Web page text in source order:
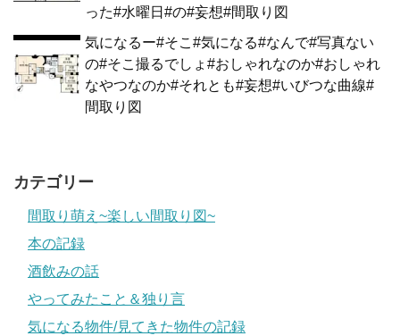
った#水曜日#の#妄想#間取り図
気になるー#そこ#気になる#なんで#写真ない
の#そこ撮るでしょ#おしゃれなのか#おしゃれ
なやつなのか#それとも#妄想#いびつな曲線#
間取り図
カテゴリー
間取り萌え~楽しい間取り図~
本の記録
酒飲みの話
やってみたこと＆独り言
気になる物件/見てきた物件の記録